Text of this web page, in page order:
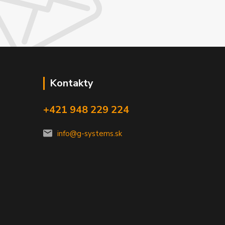
Kontakty
+421 948 229 224
info@g-systems.sk